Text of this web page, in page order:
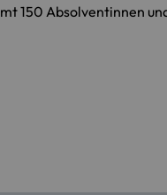
150 Absolventinnen